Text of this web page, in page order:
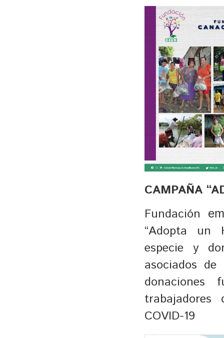
CAMPAÑA
Fundación
“Adopta un
especie y
asociados
donaciones
COVID-19